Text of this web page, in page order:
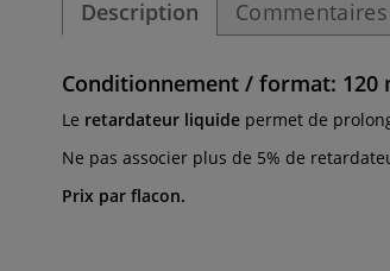
Description
Conditionnement / format: 120
Le retardateur liquide permet de
Ne pas associer plus de 5% de
Prix par flacon.